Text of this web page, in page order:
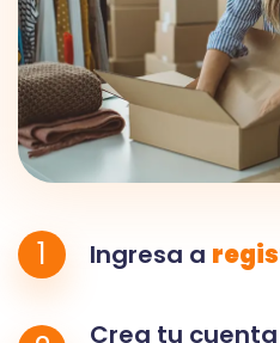
1 Ingresa a
Crea tu